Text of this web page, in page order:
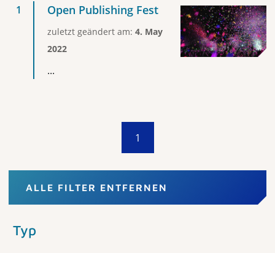
Open Publishing Fest
zuletzt geändert am: 4. May
2022
...
1
ALLE FILTER ENTFERNEN
Typ